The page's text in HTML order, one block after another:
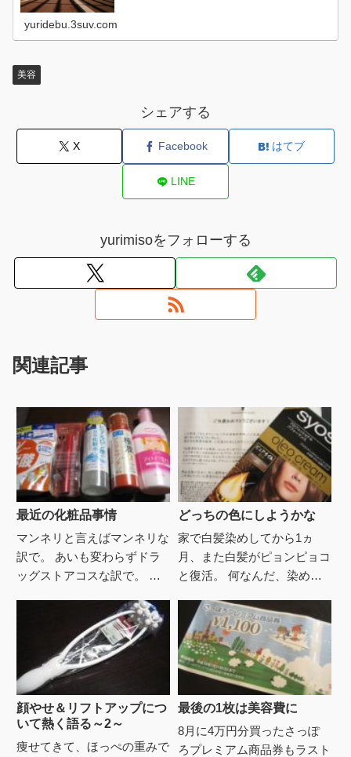
yuridebu.3suv.com
美容
シェアする
X Facebook はてブ
LINE
yurimisoをフォローする
関連記事
最近の化粧品事情
マンネリと言えばマンネリな
訳で。 あいも変わらずドラ
ッグストアコスな訳で。 し
ト二倍セールな訳で。 しか
も届いた葉書持参で10％オ
どっちの色にしようかな
家で白髪染めしてから1ヵ
月、また白髪がピョンピョコ
と復活。 何なんだ、染めた
かλ....でもまだ生え際とか根
元じゃなく ちょっとめく
っ...
顔やせ＆リフトアップにつ
いて熱く語る～2～
痩せてきて、ほっぺの重みで
最後の1枚は美容費に
8月に4万円分買ったさっぽ
ろプレミアム商品券もラスト